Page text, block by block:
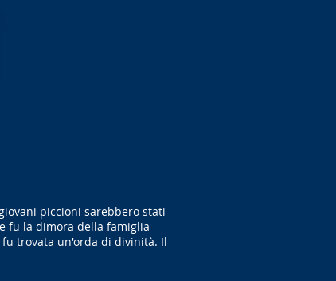
piccioni sarebbero stati
fu la dimora della famiglia
trovata un'orda di divinità. Il